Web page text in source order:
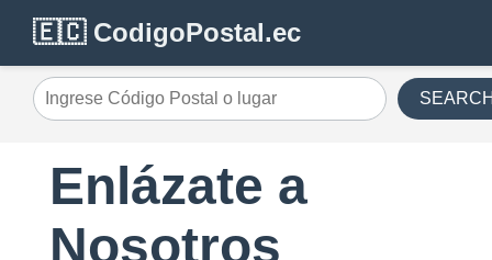
🇪🇨 CodigoPostal.ec
Ingrese Código Postal o lugar
Enlázate a
Nosotros